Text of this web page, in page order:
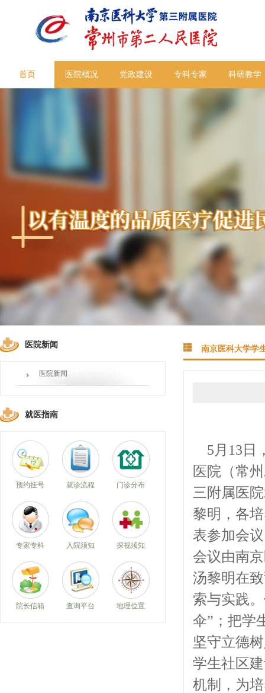
首页 医院概况 党政建设 专科专家 科研教学
医院新闻
医院新闻
就医指南
预约挂号 就诊流程 门诊分布
专家专科 入院须知 探视须知
院长信箱 查询平台 地理位置
南京医科大学学
5月13日
医院（常
三附属医
黎明，各
表参加会
会议由南
汤黎明在
索与实践
伞”；把学
坚守立德
学生社区
机制，为